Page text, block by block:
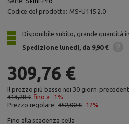
Codice del prodotto: MS-U115 2.0
Disponibile subito, grande quantità
Spedizione lunedì da 9,90 €
309,76 €
Il prezzo più basso nei 30 giorni
313,28 € fino a -1%
Prezzo regolare: 352,00 € -12%
Fino alla scadenza della